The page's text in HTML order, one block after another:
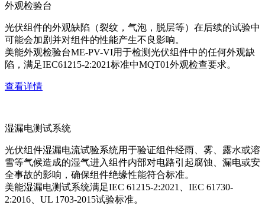
外观检验台
光伏组件的外观缺陷（裂纹，气泡，脱层等）在后续的试验中
可能会加剧并对组件的性能产生不良影响。
美能外观检验台ME-PV-VI用于检测光伏组件中的任何外观缺
陷，满足IEC61215-2:2021标准中MQT01外观检查要求。
查看详情
湿漏电测试系统
光伏组件湿漏电流试验系统用于验证组件经雨、雾、露水或溶
雪等气候造成的湿气进入组件内部对电路引起腐蚀、漏电或安
全事故的影响，确保组件绝缘性能符合标准。
美能湿漏电测试系统满足IEC 61215-2:2021、IEC 61730-
2:2016、UL 1703-2015试验标准。